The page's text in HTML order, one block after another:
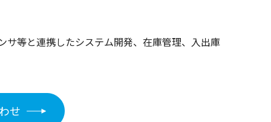
サ等と連携したシステム開発、在庫管理、入出庫
せ